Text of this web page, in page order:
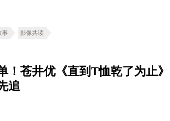
事 影像共读
！苍井优《直到T恤乾了为止
追